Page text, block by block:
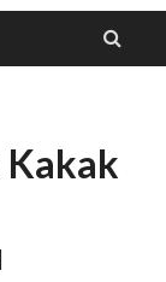
Kakak